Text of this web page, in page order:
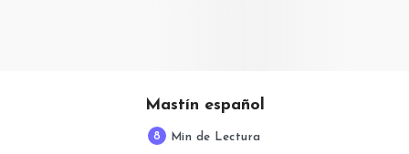
Mastín español
8 Min de Lectura